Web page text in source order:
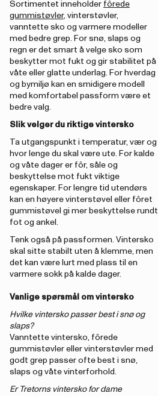
Sortimentet inneholder fôrede
gummistøvler, vinterstøvler,
vanntette sko og varmere modeller
med bedre grep. For snø, slaps og
regn er det smart å velge sko som
beskytter mot fukt og gir stabilitet på
våte eller glatte underlag. For hverdag
og bymiljø kan en smidigere modell
med komfortabel passform være et
bedre valg.
Slik velger du riktige vintersko
Ta utgangspunkt i temperatur, vær og
hvor lenge du skal være ute. For kalde
og våte dager er fôr, såle og
beskyttelse mot fukt viktige
egenskaper. For lengre tid utendørs
kan en høyere vinterstøvel eller fôret
gummistøvel gi mer beskyttelse rundt
fot og ankel.
Tenk også på passformen. Vintersko
skal sitte stabilt uten å klemme, men
det kan være lurt med plass til en
varmere sokk på kalde dager.
Vanlige spørsmål om vintersko
Hvilke vintersko passer best i snø og
slaps?
Vanntette vintersko, fôrede
gummistøvler eller vinterstøvler med
godt grep passer ofte best i snø,
slaps og våte vinterforhold.
Er Tretorns vintersko for dame